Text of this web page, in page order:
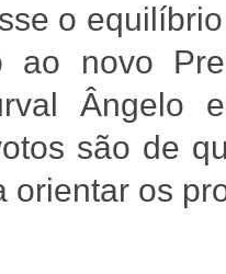
o
ao novo
Ângelo
são de
orientar os